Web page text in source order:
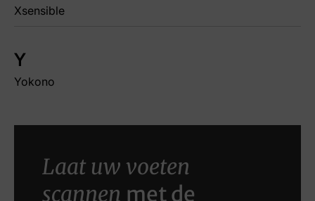
Xsensible
Y
Yokono
Laat uw voeten
scannen met de